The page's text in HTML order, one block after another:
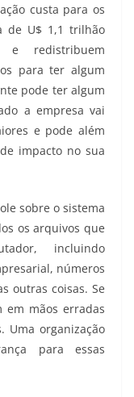
custa para os
de U$ 1,1 trilhão
e redistribuem
para ter algum
pode ter algum
a empresa vai
e pode além
impacto no sua
sobre o sistema
os arquivos que
incluindo
números
outras coisas. Se
em mãos erradas
Uma organização
para essas